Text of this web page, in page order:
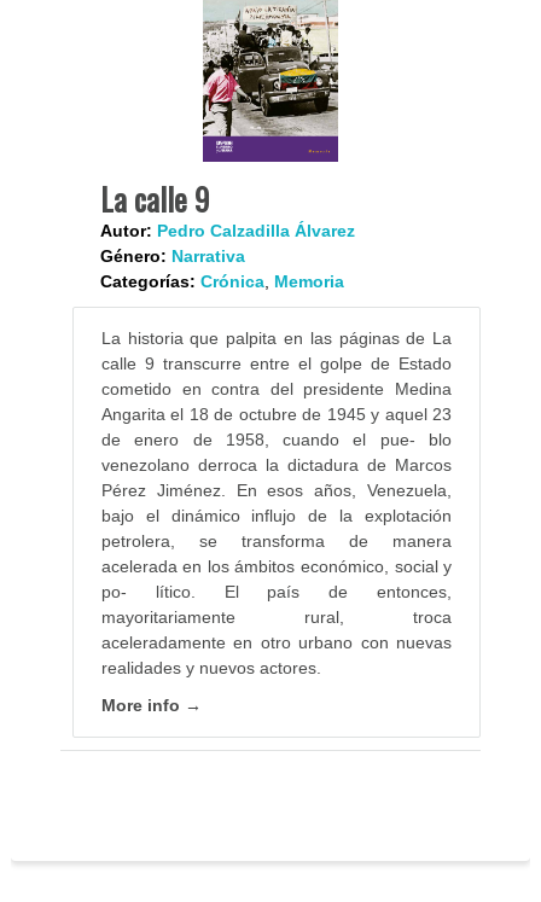
La calle 9
Autor: Pedro Calzadilla Álvarez
Género: Narrativa
Categorías: Crónica, Memoria
La historia que palpita en las páginas de La
calle 9 transcurre entre el golpe de Estado
cometido en contra del presidente Medina
Angarita el 18 de octubre de 1945 y aquel 23
de enero de 1958, cuando el pue- blo
venezolano derroca la dictadura de Marcos
Pérez Jiménez. En esos años, Venezuela,
bajo el dinámico influjo de la explotación
petrolera, se transforma de manera
acelerada en los ámbitos económico, social y
po- lítico. El país de entonces,
mayoritariamente rural, troca
aceleradamente en otro urbano con nuevas
realidades y nuevos actores.
More info →